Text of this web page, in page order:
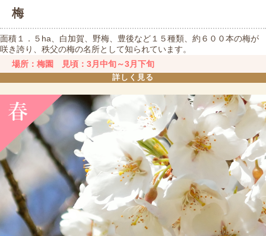
梅
面積１．５ha、白加賀、野梅、豊後など１５種類、約６００本の梅が
咲き誇り、秩父の梅の名所として知られています。
場所：梅園 見頃：3月中旬～3月下旬
詳しく見る